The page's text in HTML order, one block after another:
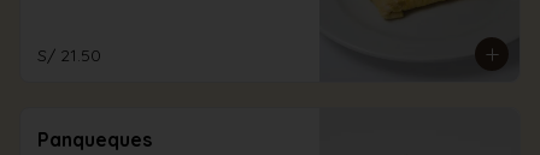
S/ 21.50
Panqueques